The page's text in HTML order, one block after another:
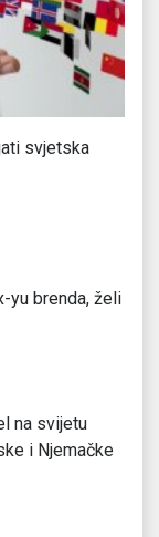
svjetska
yu brenda, želi
na svijetu
i Njemačke